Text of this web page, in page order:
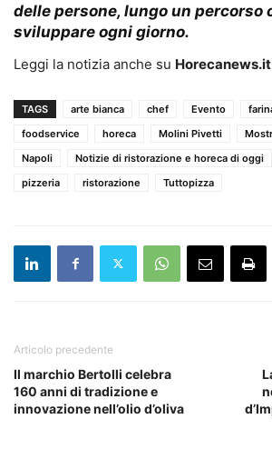
delle persone, lungo un percorso
sviluppare ogni giorno.
Leggi la notizia anche su Horecanews.it
TAGS arte bianca chef Evento
foodservice
horeca Molini Pivetti
Napoli
Notizie di ristorazione e horeca di oggi
pizzeria
ristorazione Tuttopizza
Articolo precedente
Il marchio Bertolli celebra
160 anni di tradizione e
innovazione nell’olio d’oliva